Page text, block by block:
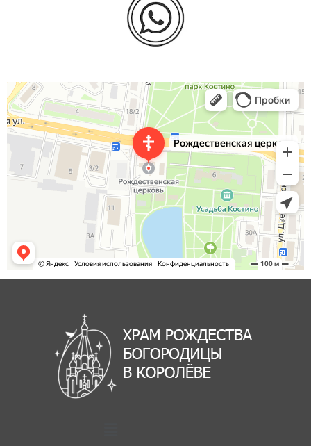
Церковь Рождества Богородицы
Православный храм в Королёве